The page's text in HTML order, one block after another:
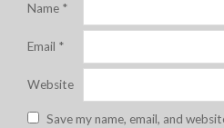
Name *
Email *
Website
Save my name, email, and